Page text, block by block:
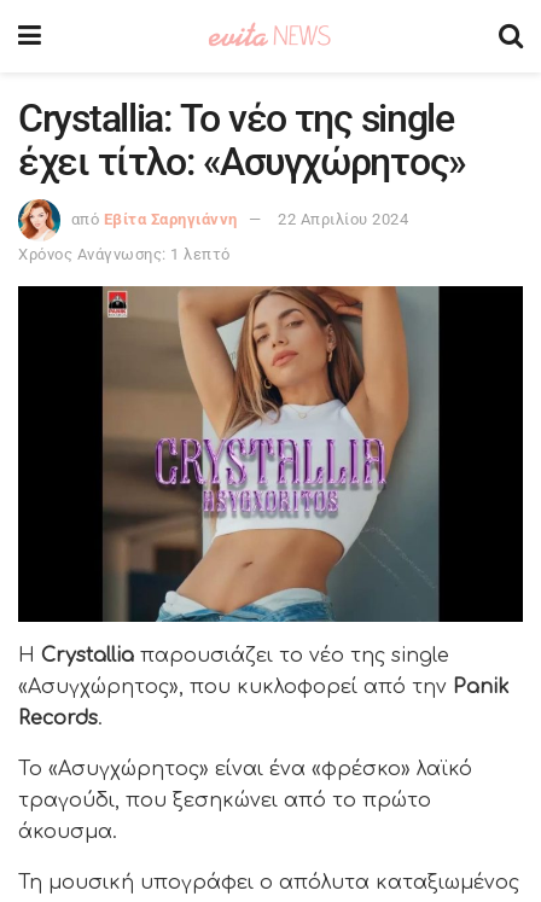
Crystallia: Το νέο της single
έχει τίτλο: «Ασυγχώρητος»
από Εβίτα Σαρηγιάννη
22 Απριλίου 2024
Χρόνος Ανάγνωσης: 1 λεπτό
Η Crystallia παρουσιάζει το νέο της single
«Ασυγχώρητος», που κυκλοφορεί από την Panik
Records.
Το «Ασυγχώρητος» είναι ένα «φρέσκο» λαϊκό
τραγούδι, που ξεσηκώνει από το πρώτο
άκουσμα.
Τη μουσική υπογράφει ο απόλυτα καταξιωμένος